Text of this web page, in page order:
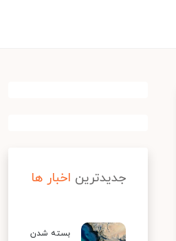
جدیدترین اخبار ها
بسته شدن